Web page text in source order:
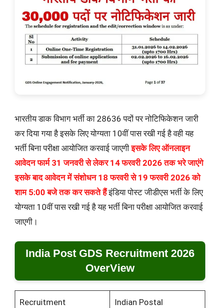
भारतीय डाक विभाग भर्ती का 28636 पदों पर नोटिफिकेशन जारी
कर दिया गया है इसके लिए योग्यता 10वीं पास रखी गई है वही यह
भर्ती बिना परीक्षा आयोजित करवाई जाएगीइसके लिए ऑनलाइन
आवेदन फार्म 31 जनवरी से लेकर 14 फरवरी 2026 तक भरे जाएंगे
इसके बाद आवेदन में संशोधन 18 फरवरी से 19 फरवरी 2026 को
शाम 5:00 बजे तक कर सकते हैंइंडिया पोस्ट जीडीएस भर्ती के लिए
योग्यता 10वीं पास रखी गई है यह भर्ती बिना परीक्षा आयोजित करवाई
जाएगी।
India Post GDS Recruitment 2026
OverView
Recruitment
Indian Postal